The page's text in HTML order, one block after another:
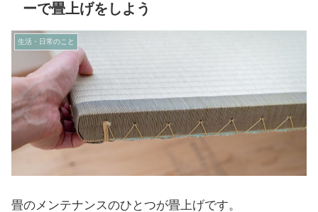
ーで畳上げをしよう
生活・日常のこと
畳のメンテナンスのひとつが畳上げです。